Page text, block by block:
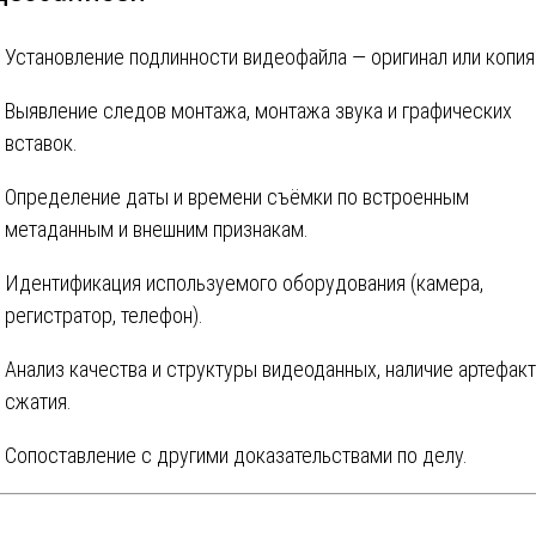
Установление подлинности видеофайла — оригинал или
Выявление следов монтажа, монтажа звука и графических
вставок.
Определение даты и времени съёмки по встроенным
метаданным и внешним признакам.
Идентификация используемого оборудования (камера,
регистратор, телефон).
Анализ качества и структуры видеоданных, наличие
сжатия.
Сопоставление с другими доказательствами по делу.